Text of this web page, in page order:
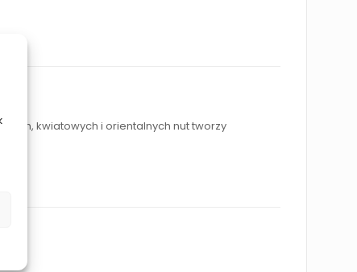
kwiatowych i orientalnych nut tworzy